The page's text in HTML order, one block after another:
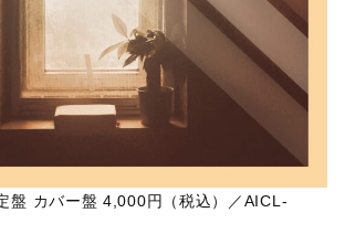
盤 カバー盤 4,000円（税込）／AICL-